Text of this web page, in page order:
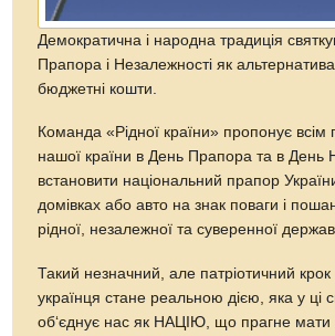
Демократична і народна традиція
Прапора і Незалежності як
бюджетні кошти.
Команда «Рідної країни» пропонує
нашої країни в День Прапора та в День
встановити національний прапор
домівках або авто на знак поваги і
рідної, незалежної та суверенної
Такий незначний, але патріотичний крок
українця стане реальною дією, яка у ці
об‘єднує нас як НАЦІЮ, що прагне